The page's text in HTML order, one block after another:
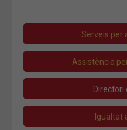
Serveis per
Assistència
Directori
Igualtat